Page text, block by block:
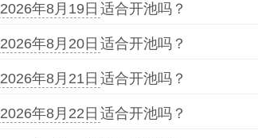
2026年8月19日 适合开池吗？
2026年8月20日 适合开池吗？
2026年8月21日 适合开池吗？
2026年8月22日 适合开池吗？